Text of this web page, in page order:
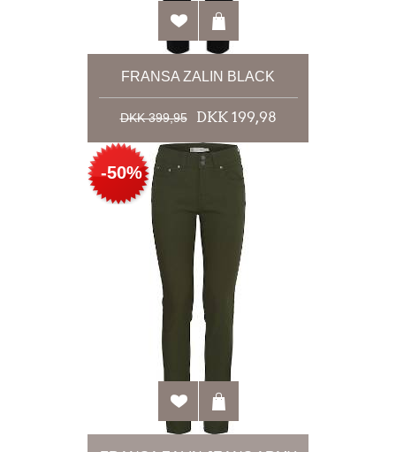
FRANSA ZALIN BLACK
DKK 399,95 DKK 199,98
-50%